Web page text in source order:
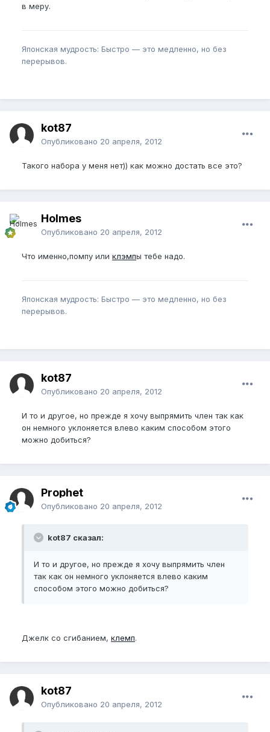
в меру.
Японская мудрость: Быстро — это медленно, но без
перерывов.
kot87
Опубликовано 20 апреля, 2012
Такого набора у меня нет)) как можно достать все это?
Holmes
Опубликовано 20 апреля, 2012
Что именно,помпу или клэмпы тебе надо.
Японская мудрость: Быстро — это медленно, но без
перерывов.
kot87
Опубликовано 20 апреля, 2012
И то и другое, но прежде я хочу выпрямить член так как
он немного уклоняется влево каким способом этого
можно добиться?
Prophet
Опубликовано 20 апреля, 2012
kot87 сказал:
И то и другое, но прежде я хочу выпрямить член
так как он немного уклоняется влево каким
способом этого можно добиться?
Джелк со сгибанием, клемп.
kot87
Опубликовано 20 апреля, 2012